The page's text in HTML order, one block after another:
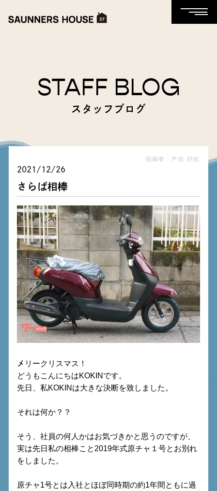
STAFF BLOG
スタッフブログ
投稿者：戸田 好紀
2021/12/26
さらば相棒
メ リークリスマス！
どうもこんにちはKOKINです。
先日、私KOKINは大きな決断を致しました。
それは何か？？
そう、社員の何人かはお気づきかと思うのですが、
実は先日私の相棒こと2019年式原チャ１号とお別れ
をしました。
原チャ1号とは入社とほぼ同時期の約1年間ともに過